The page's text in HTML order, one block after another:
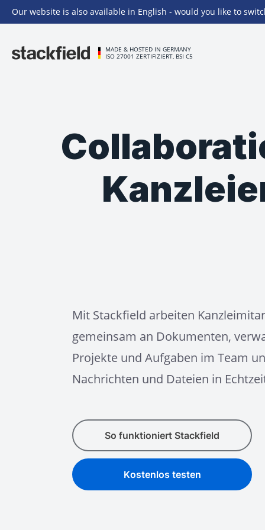
Our website is also available in English - would you like to
MADE & HOSTED IN GERMANY
ISO 27001 ZERTIFIZIERT, BSI C5
Mit Stackfield arbeiten
gemeinsam an Dokumenten,
Projekte und Aufgaben im Team
Nachrichten und Dateien in
So funktioniert Stackfield
Kostenlos testen